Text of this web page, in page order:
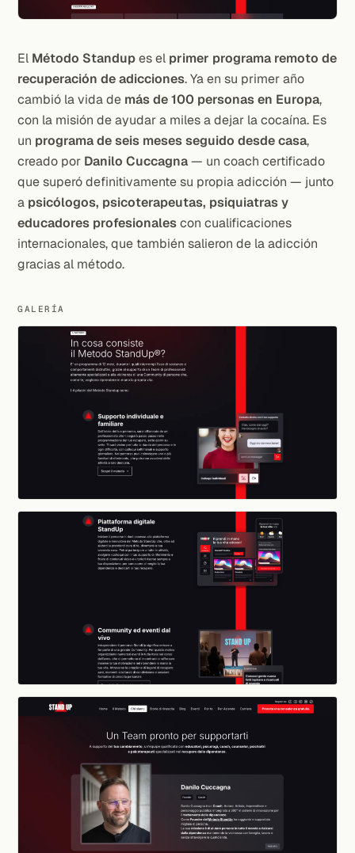
El Método Standupes el primer programa remoto de
recuperación de adicciones. Ya en su primer año
cambió la vida de más de 100 personas en Europa,
con la misión de ayudar a miles a dejar la cocaína. Es
un programa de seis meses seguido desde casa,
creado por Danilo Cuccagna— un coach certificado
que superó definitivamente su propia adicción — junto
a psicólogos, psicoterapeutas, psiquiatras y
educadores profesionalescon cualificaciones
internacionales, que también salieron de la adicción
gracias al método.
GALERÍA